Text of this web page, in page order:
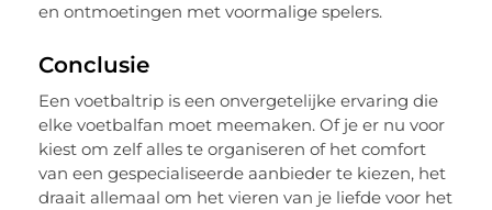
en ontmoetingen met voormalige spelers.
Conclusie
Een voetbaltrip is een onvergetelijke ervaring die
elke voetbalfan moet meemaken. Of je er nu voor
kiest om zelf alles te organiseren of het comfort
van een gespecialiseerde aanbieder te kiezen, het
draait allemaal om het vieren van je liefde voor het